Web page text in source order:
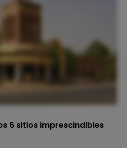
6 sitios imprescindibles